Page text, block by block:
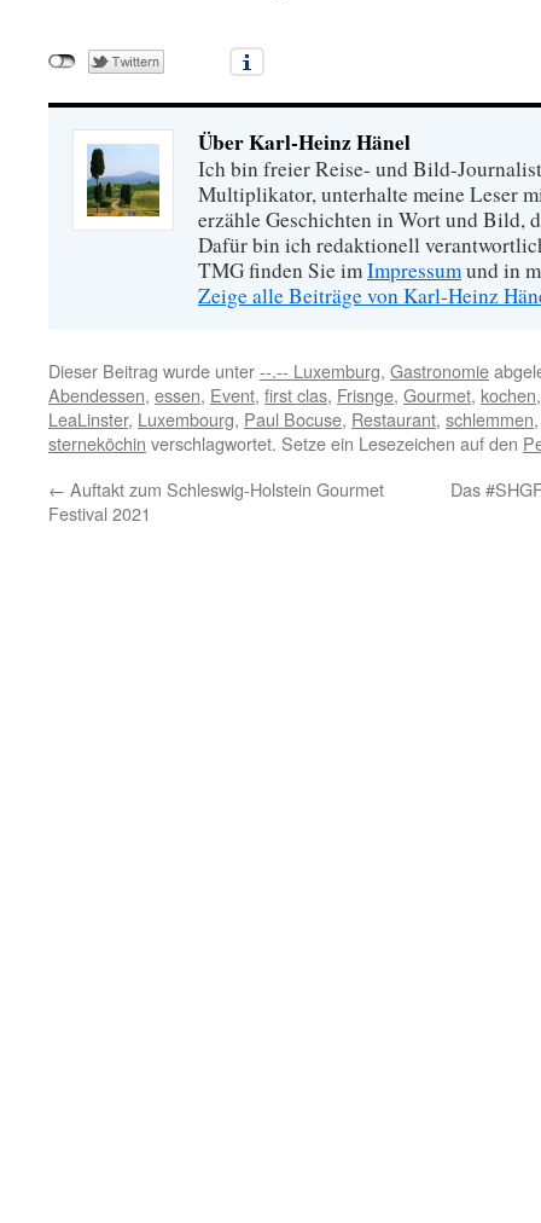
Über Karl-Heinz Hänel
Ich bin freier Reise- und Bild-
Multiplikator, unterhalte meine Leser
erzähle Geschichten in Wort und Bild,
Dafür bin ich redaktionell
TMG finden Sie imImpressumund in
Zeige alle Beiträge von Karl-Heinz
Dieser Beitrag wurde unter--.-- Luxemburg, Gastronomie
Abendessen, essen, Event, first clas, Frisnge, Gourmet, kochen
LeaLinster, Luxembourg, Paul Bocuse, Restaurant, schlemmen
sterneköchin verschlagwortet. Setze ein Lesezeichen auf den
← Auftakt zum Schleswig-Holstein Gourmet
Festival 2021
Das